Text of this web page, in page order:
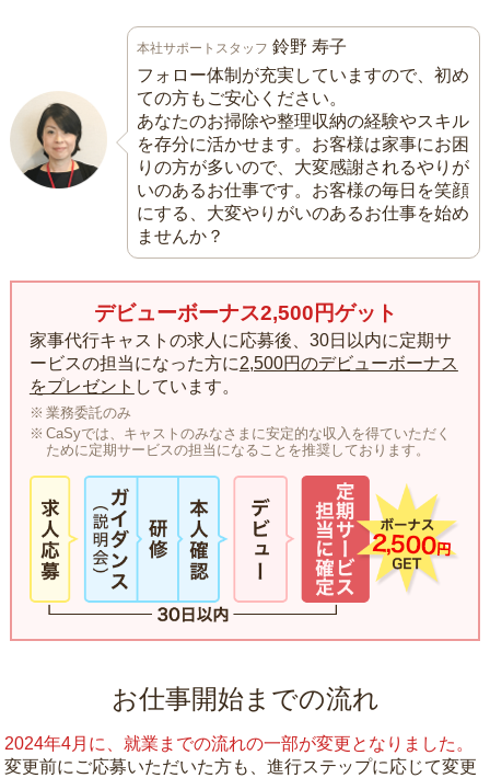
本社サポートスタッフ 鈴野 寿子
フォロー体制が充実していますので、初め
ての方もご安心ください。
あなたのお掃除や整理収納の経験やスキル
を存分に活かせます。お客様は家事にお困
りの方が多いので、大変感謝されるやりが
いのあるお仕事です。お客様の毎日を笑顔
にする、大変やりがいのあるお仕事を始め
ませんか？
デビューボーナス2,500円ゲット
家事代行キャストの求人に応募後、30日以内に定期サ
ービスの担当になった方に2,500円のデビューボーナス
をプレゼント しています。
業務委託のみ
CaSyでは、キャストのみなさまに安定的な収入を得ていただく
ために定期サービスの担当になることを推奨しております。
お仕事開始までの流れ
2024年4月に、就業までの流れの一部が変更となりました。
変更前にご応募いただいた方も、進行ステップに応じて変更